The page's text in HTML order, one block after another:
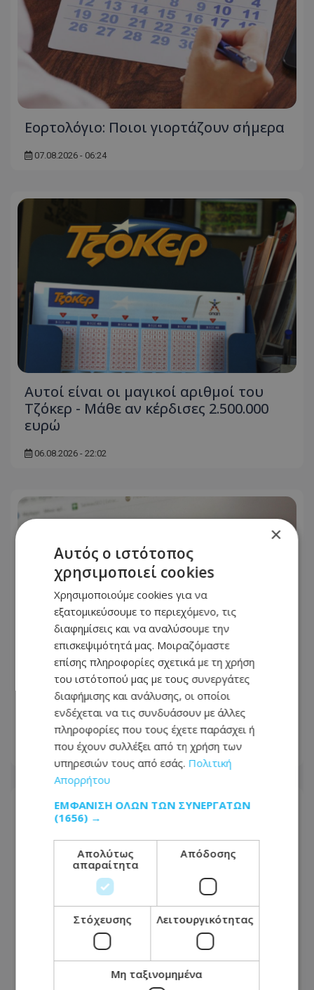
Εορτολόγιο: Ποιοι γιορτάζουν σήμερα
07.08.2026 - 06:24
Αυτοί είναι οι μαγικοί αριθμοί του
Τζόκερ - Μάθε αν κέρδισες 2.500.000
ευρώ
06.08.2026 - 22:02
Αυτός είναι ο Ελληνοκύπριος που
αναλαμβάνει επικεφαλής στην ΑΙ της
Google
06.08.2026 - 17:46
×
Αυτός ο ιστότοπος
χρησιμοποιεί cookies
Χρησιμοποιούμε cookies για να
εξατομικεύσουμε το περιεχόμενο, τις
διαφημίσεις και να αναλύσουμε την
επισκεψιμότητά μας. Μοιραζόμαστε
επίσης πληροφορίες σχετικά με τη χρήση
του ιστότοπού μας με τους συνεργάτες
διαφήμισης και ανάλυσης, οι οποίοι
ενδέχεται να τις συνδυάσουν με άλλες
πληροφορίες που τους έχετε παράσχει ή
που έχουν συλλέξει από τη χρήση των
υπηρεσιών τους από εσάς. Πολιτική
Απορρήτου
ΕΜΦΆΝΙΣΗ ΌΛΩΝ ΤΩΝ ΣΥΝΕΡΓΑΤΏΝ
(1656) →
Απολύτως
απαραίτητα
Απόδοσης
Στόχευσης Λειτουργικότητας
Μη ταξινομημένα